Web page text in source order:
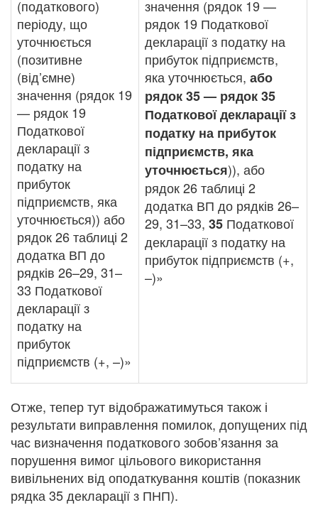
(податкового)
періоду, що
уточнюється
(позитивне
(від’ємне)
значення (рядок 19
— рядок 19
Податкової
декларації з
податку на
прибуток
підприємств, яка
уточнюється)) або
рядок 26 таблиці 2
додатка ВП до
рядків 26–29, 31–
33 Податкової
декларації з
податку на
прибуток
підприємств (+, –)»
значення (рядок 19 —
рядок 19 Податкової
декларації з податку на
прибуток підприємств,
яка уточнюється, або
рядок 35 — рядок 35
Податкової декларації з
податку на прибуток
підприємств, яка
уточнюється)), або
рядок 26 таблиці 2
додатка ВП до рядків 26–
29, 31–33, 35 Податкової
декларації з податку на
прибуток підприємств (+,
–)»
Отже, тепер тут відображатимуться також і
результати виправлення помилок, допущених під
час визначення податкового зобов’язання за
порушення вимог цільового використання
вивільнених від оподаткування коштів (показник
рядка 35 декларації з ПНП).